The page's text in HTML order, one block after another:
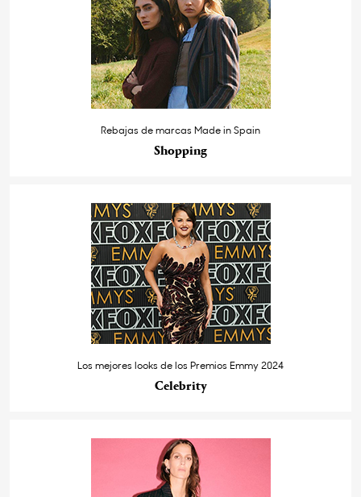
Rebajas de marcas Made in Spain
Shopping
Los mejores looks de los Premios Emmy 2024
Celebrity